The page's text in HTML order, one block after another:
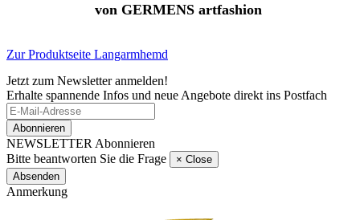
von GERMENS artfashion
Zur Produktseite Langarmhemd
Jetzt zum Newsletter anmelden!
Erhalte spannende Infos und neue Angebote direkt ins Postfach
Abonnieren
NEWSLETTER Abonnieren
Bitte beantworten Sie die Frage
× Close
Absenden
Anmerkung